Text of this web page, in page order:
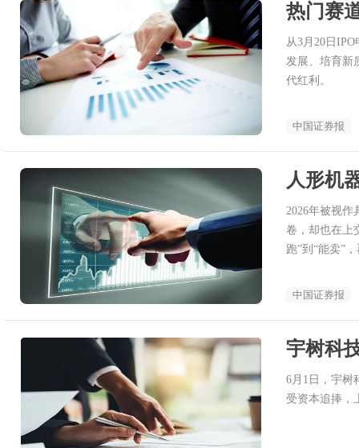
热门赛
从3月20日
发展、培育新
代红利。
中国证券报
人形机
2026年被视作
卷，却也在上
跑”到“能卖”
中国证券报
宇树科
6月1日，宇树
受资本追捧，